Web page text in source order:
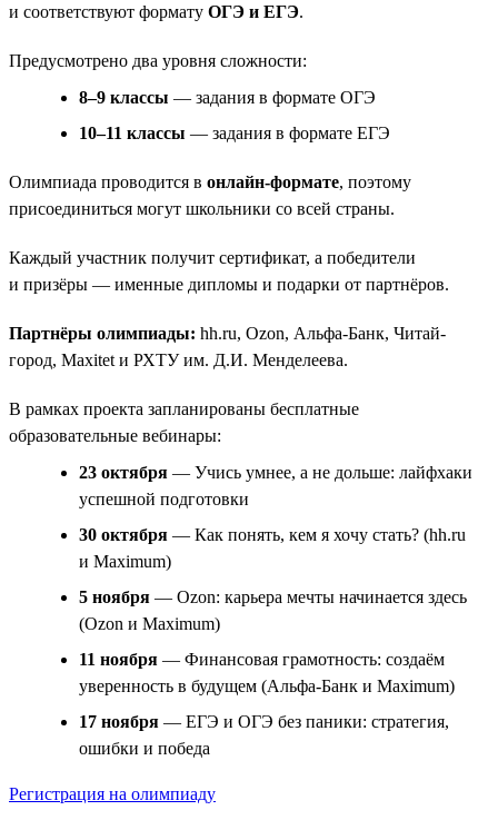
и соответствуют формату ОГЭ и ЕГЭ.
Предусмотрено два уровня сложности:
8–9 классы — задания в формате ОГЭ
10–11 классы — задания в формате ЕГЭ
Олимпиада проводится в онлайн-формате, поэтому
присоединиться могут школьники со всей страны.
Каждый участник получит сертификат, а победители
и призёры — именные дипломы и подарки от партнёров.
Партнёры олимпиады: hh.ru, Ozon, Альфа-Банк, Читай-
город, Maxitet и РХТУ им. Д.И. Менделеева.
В рамках проекта запланированы бесплатные
образовательные вебинары:
23 октября — Учись умнее, а не дольше: лайфхаки
успешной подготовки
30 октября — Как понять, кем я хочу стать? (hh.ru
и Maximum)
5 ноября — Ozon: карьера мечты начинается здесь
(Ozon и Maximum)
11 ноября — Финансовая грамотность: создаём
уверенность в будущем (Альфа-Банк и Maximum)
17 ноября — ЕГЭ и ОГЭ без паники: стратегия,
ошибки и победа
Регистрация на олимпиаду